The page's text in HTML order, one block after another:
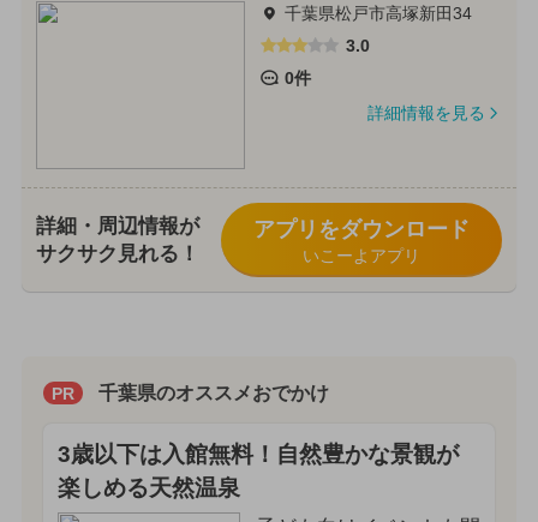
千葉県松戸市高塚新田34
3.0
0件
詳細情報を見る
詳細・周辺情報が
サクサク見れる！
アプリをダウンロード
いこーよアプリ
PR 千葉県のオススメおでかけ
3歳以下は入館無料！自然豊かな景観が
楽しめる天然温泉